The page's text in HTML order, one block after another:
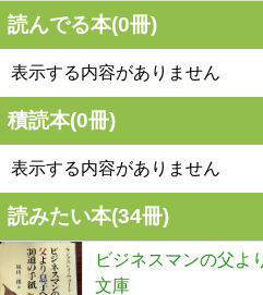
読んでる本(0冊)
表示する内容がありません
積読本(0冊)
表示する内容がありません
読みたい本(34冊)
ビジネスマンの父よ
文庫